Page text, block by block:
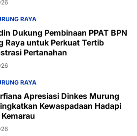
RAYA
Dukung Pembinaan PPAT BPN
Raya untuk Perkuat Tertib
Pertanahan
RAYA
Apresiasi Dinkes Murung
Kewaspadaan Hadapi